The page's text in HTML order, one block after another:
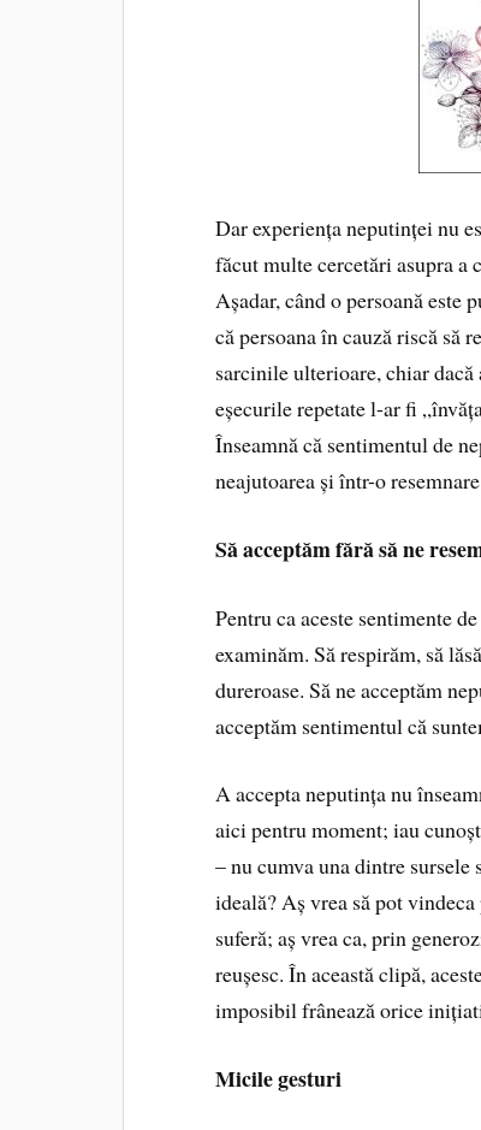
Dar experiența neputinței nu
făcut multe cercetări asupra a
Așadar, când o persoană este
că persoana în cauză riscă să
sarcinile ulterioare, chiar dacă
eșecurile repetate l-ar fi
Înseamnă că sentimentul de
neajutoarea și într-o
Să acceptăm fără să ne
Pentru ca aceste sentimente
examinăm. Să respirăm, să
dureroase. Să ne acceptăm
acceptăm sentimentul că
A accepta neputința nu
aici pentru moment; iau
– nu cumva una dintre sursele
ideală? Aș vrea să pot
suferă; aș vrea ca, prin
reușesc. În această clipă,
imposibil frânează orice
Micile gesturi